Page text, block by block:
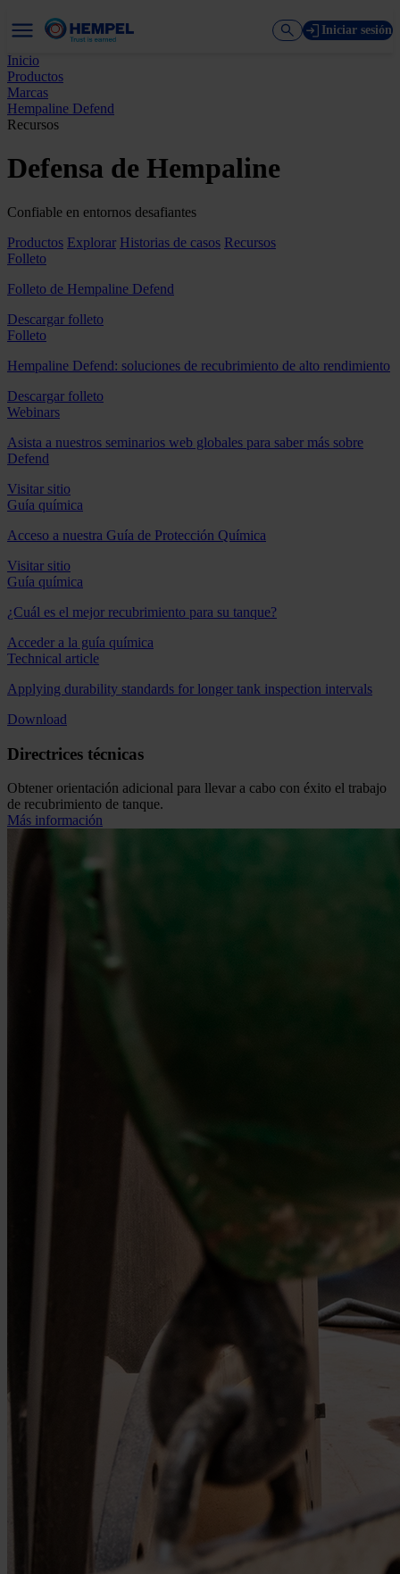
Iniciar sesión
Inicio
Productos
Marcas
Hempaline Defend
Recursos
Defensa de Hempaline
Confiable en entornos desafiantes
Productos Explorar Historias de casos Recursos
Folleto
Folleto de Hempaline Defend
Descargar folleto
Folleto
Hempaline Defend: soluciones de recubrimiento de alto rendimiento
Descargar folleto
Webinars
Asista a nuestros seminarios web globales para saber más sobre
Defend
Visitar sitio
Guía química
Acceso a nuestra Guía de Protección Química
Visitar sitio
Guía química
¿Cuál es el mejor recubrimiento para su tanque?
Acceder a la guía química
Technical article
Applying durability standards for longer tank inspection intervals
Download
Directrices técnicas
Obtener orientación adicional para llevar a cabo con éxito el trabajo
de recubrimiento de tanque.
Más información